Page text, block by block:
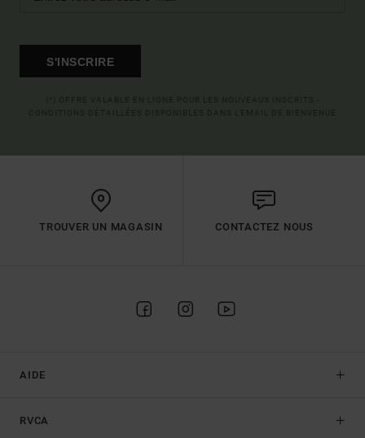
S'INSCRIRE
TROUVER UN MAGASIN CONTACTEZ NOUS
AIDE
RVCA